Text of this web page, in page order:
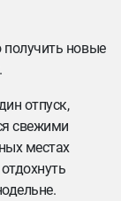
новые
отпуск,
свежими
местах